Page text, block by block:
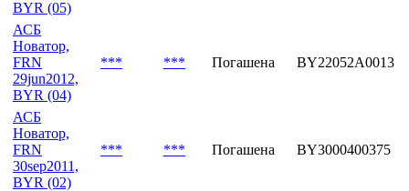
BYR (05)
АСБ
Новатор,
FRN
29jun2012,
BYR (04)
*** *** Погашена BY22052A0013
АСБ
Новатор,
FRN
30sep2011,
BYR (02)
*** *** Погашена BY3000400375